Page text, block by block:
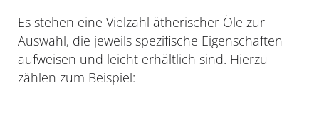
Es stehen eine Vielzahl ätherischer Öle zur
Auswahl, die jeweils spezifische Eigenschaften
aufweisen und leicht erhältlich sind. Hierzu
zählen zum Beispiel: